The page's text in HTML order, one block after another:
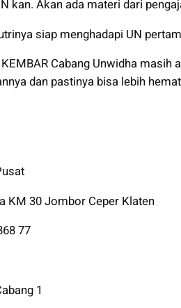
kan. Akan ada materi dari
siap menghadapi UN
Cabang Unwidha masih
dan pastinya bisa lebih
KM 30 Jombor Ceper Klaten
77
1